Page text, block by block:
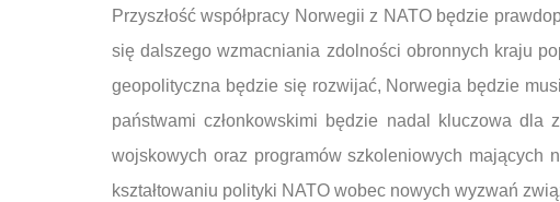
Przyszłość współpracy Norwegii z NATO będzie
się dalszego wzmacniania zdolności obronnych kraju
geopolityczna będzie się rozwijać, Norwegia będzie
państwami członkowskimi będzie nadal kluczowa
wojskowych oraz programów szkoleniowych mających
kształtowaniu polityki NATO wobec nowych wyzwań